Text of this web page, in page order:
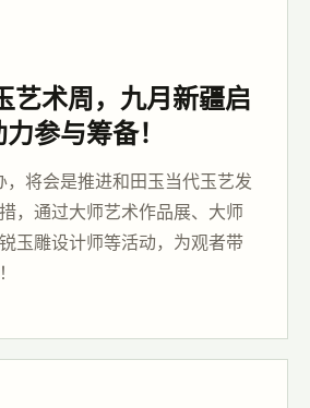
艺术周，九月新疆启
参与筹备！
，将会是推进和田玉当代玉艺发
，通过大师艺术作品展、大师
玉雕设计师等活动，为观者带